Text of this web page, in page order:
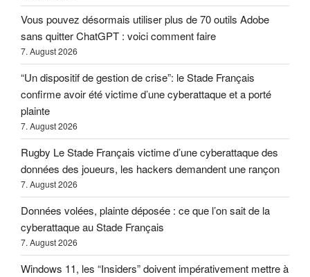
Vous pouvez désormais utiliser plus de 70 outils Adobe
sans quitter ChatGPT : voici comment faire
7. August 2026
“Un dispositif de gestion de crise”: le Stade Français
confirme avoir été victime d’une cyberattaque et a porté
plainte
7. August 2026
Rugby Le Stade Français victime d’une cyberattaque des
données des joueurs, les hackers demandent une rançon
7. August 2026
Données volées, plainte déposée : ce que l’on sait de la
cyberattaque au Stade Français
7. August 2026
Windows 11, les “Insiders” doivent impérativement mettre à